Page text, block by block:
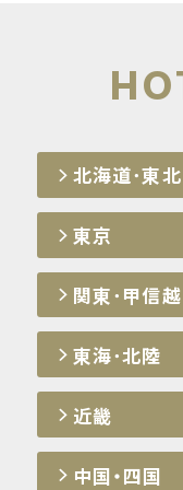
北海道･東北
東京
関東･甲信越
東海･北陸
近畿
中国・四国
九州・沖縄